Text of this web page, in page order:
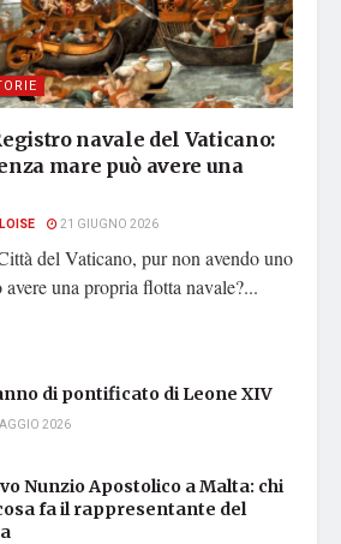
navale del Vaticano:
mare può avere una
21 GIUGNO 2026
del Vaticano, pur non avendo uno
una propria flotta navale?...
di pontificato di Leone XIV
2026
Nunzio Apostolico a Malta: chi
fa il rappresentante del